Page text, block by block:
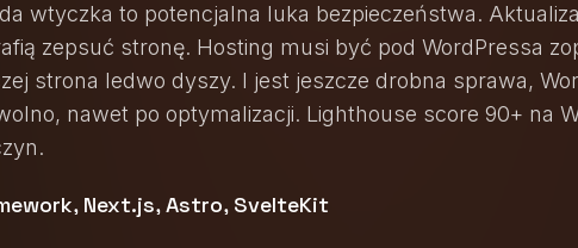
wtyczka to potencjalna luka bezpieczeństwa.
zepsuć stronę. Hosting musi być pod WordPressa
strona ledwo dyszy. I jest jeszcze drobna sprawa,
nawet po optymalizacji. Lighthouse score 90+ na
Next.js, Astro, SvelteKit